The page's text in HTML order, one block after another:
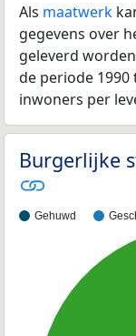
Als maatwerk
gegevens over
geleverd
de periode
inwoners per
Burgerlijke
Gehuwd